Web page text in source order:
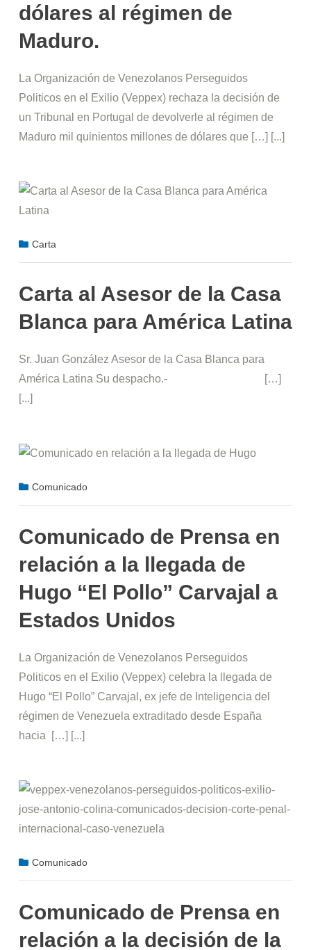
dólares al régimen de
Maduro.
La Organización de Venezolanos Perseguidos
Politicos en el Exilio (Veppex) rechaza la decisión de
un Tribunal en Portugal de devolverle al régimen de
Maduro mil quinientos millones de dólares que […] [...]
Carta
Carta al Asesor de la Casa
Blanca para América Latina
Sr. Juan González Asesor de la Casa Blanca para
América Latina Su despacho.- […]
[...]
Comunicado
Comunicado de Prensa en
relación a la llegada de
Hugo “El Pollo” Carvajal a
Estados Unidos
La Organización de Venezolanos Perseguidos
Politicos en el Exilio (Veppex) celebra la llegada de
Hugo “El Pollo” Carvajal, ex jefe de Inteligencia del
régimen de Venezuela extraditado desde España
hacia […] [...]
Comunicado
Comunicado de Prensa en
relación a la decisión de la